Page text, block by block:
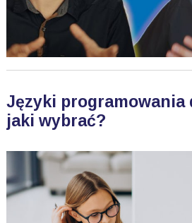
Języki
jaki wybrać?